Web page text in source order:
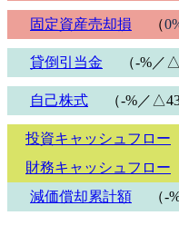
固定資産売却損 （
貸倒引当金 （-%／
自己株式 （-%／
投資キャッシュフロー
財務キャッシュフロー
減価償却累計額
（-